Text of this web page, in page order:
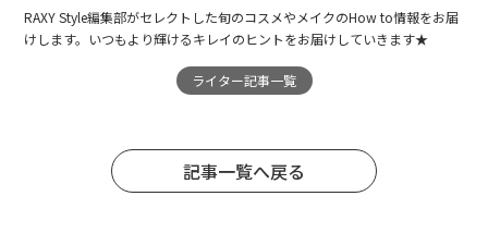
RAXY Style編集部がセレクトした旬のコスメやメイクのHow to情報をお届
けします。いつもより輝けるキレイのヒントをお届けしていきます★
ライター記事一覧
記事一覧へ戻る